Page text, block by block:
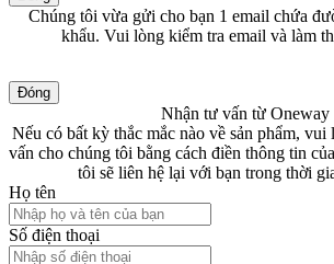
Chúng tôi vừa gửi cho bạn 1 email chứa
khẩu. Vui lòng kiểm tra email và làm
Đóng
Nhận tư vấn từ Oneway
Nếu có bất kỳ thắc mắc nào về sản phẩm, vui
vấn cho chúng tôi bằng cách điền thông tin
tôi sẽ liên hệ lại với bạn trong thời
Họ tên
Số điện thoại